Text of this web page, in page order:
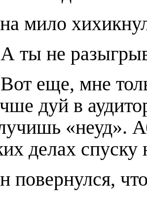
мило
ты не
еще, мне
дуй в
«неуд».
делах спуску
повернулся,